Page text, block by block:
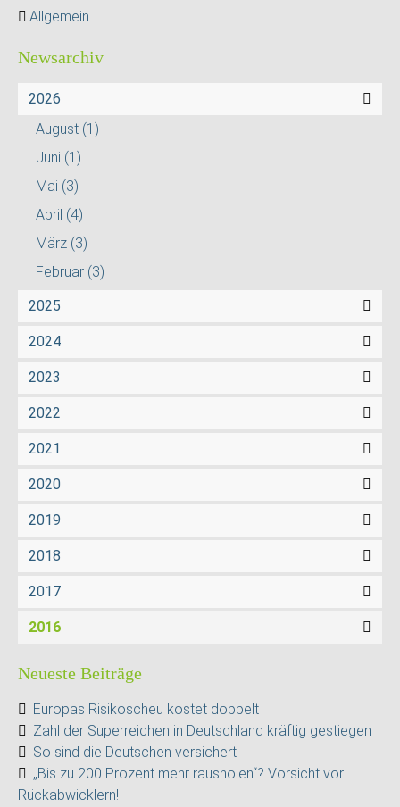
Allgemein
Newsarchiv
2026
August (1)
Juni (1)
Mai (3)
April (4)
März (3)
Februar (3)
2025
2024
2023
2022
2021
2020
2019
2018
2017
2016
Neueste Beiträge
Europas Risikoscheu kostet doppelt
Zahl der Superreichen in Deutschland kräftig gestiegen
So sind die Deutschen versichert
„Bis zu 200 Prozent mehr rausholen“? Vorsicht vor
Rückabwicklern!